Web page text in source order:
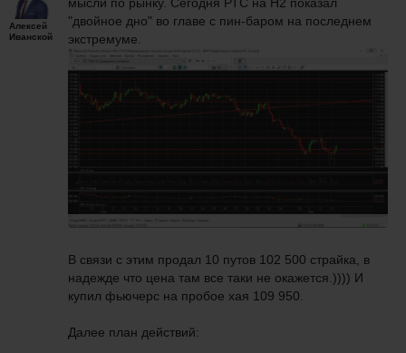
Алексей
Иванской
"двойное дно" во главе с пин-баром на последнем
экстремуме.
В связи с этим продал 10 путов 102 500 страйка, в
надежде что цена там все таки не окажется.)))) И
купил фьючерс на пробое хая 109 950.
Далее план действий: